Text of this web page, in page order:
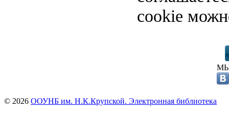
cookie
© 2026 ООУНБ им. Н.К.Крупской. Электронная библиотека